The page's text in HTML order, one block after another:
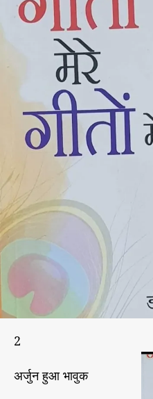
2
अर्जुन हुआ भावुक